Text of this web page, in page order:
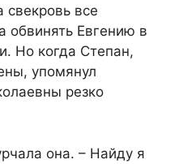
все
обвинять Евгению в
Но когда Степан,
упомянул
резко
она. – Найду я